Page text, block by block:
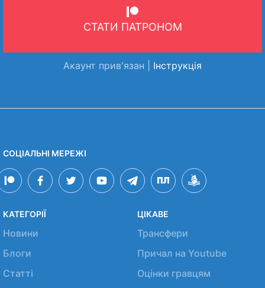
СТАТИ ПАТРОНОМ
Акаунт прив'язан | Інструкція
СОЦІАЛЬНІ МЕРЕЖІ
КАТЕГОРІЇ
Новини
Блоги
Статті
ЦІКАВЕ
Трансфери
Причал на Youtube
Оцінки гравцям